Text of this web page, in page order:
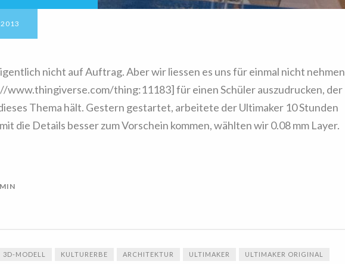
nicht auf Auftrag. Aber wir liessen es uns für einmal nicht nehmen
www.thingiverse.com/thing:11183] für einen Schüler auszudrucken, der
Thema hält. Gestern gestartet, arbeitete der Ultimaker 10 Stunden
die Details besser zum Vorschein kommen, wählten wir 0.08 mm Layer.
3D-MODELL KULTURERBE ARCHITEKTUR ULTIMAKER ULTIMAKER ORIGINAL